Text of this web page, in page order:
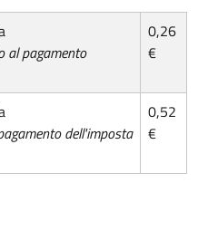
al pagamento
0,26
€
dell'imposta
0,52
€